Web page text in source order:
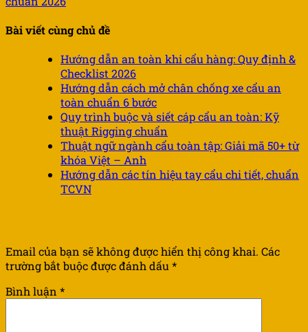
Bài viết cùng chủ đề
Hướng dẫn an toàn khi cẩu hàng: Quy định &
Checklist 2026
Hướng dẫn cách mở chân chống xe cẩu an
toàn chuẩn 6 bước
Quy trình buộc và siết cáp cẩu an toàn: Kỹ
thuật Rigging chuẩn
Thuật ngữ ngành cẩu toàn tập: Giải mã 50+ từ
khóa Việt – Anh
Hướng dẫn các tín hiệu tay cẩu chi tiết, chuẩn
TCVN
Email của bạn sẽ không được hiển thị công khai. Các
trường bắt buộc được đánh dấu*
Bình luận *